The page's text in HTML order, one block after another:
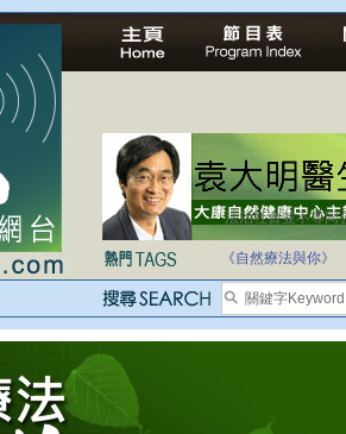
法治社會並不等同
《自然療法與你》